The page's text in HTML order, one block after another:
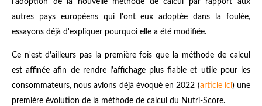
l'adoption de la nouvelle méthode de calcul par rapport aux
autres pays européens qui l'ont eux adoptée dans la foulée,
essayons déjà d'expliquer pourquoi elle a été modifiée.
Ce n'est d'ailleurs pas la première fois que la méthode de calcul
est affinée afin de rendre l'affichage plus fiable et utile pour les
consommateurs, nous avions déjà évoqué en 2022 (article ici) une
première évolution de la méthode de calcul du Nutri-Score.